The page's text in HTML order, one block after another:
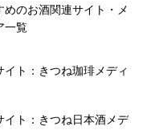
めのお酒関連サイト・メ
一覧
イト：きつね珈琲メディ
イト：きつね日本酒メデ